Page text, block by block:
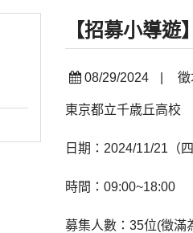
【招募小導
08/29/2024 徵
東京都立千歳丘高校
日期：2024/11/21（四
時間：09:00~18:00
募集人數：35位(徵滿